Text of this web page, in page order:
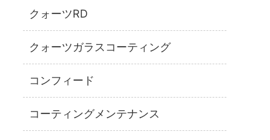
クォーツRD
クォーツガラスコーティング
コンフィード
コーティングメンテナンス